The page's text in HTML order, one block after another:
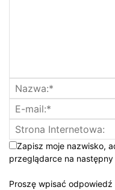
Zapisz moje nazwisko,
przeglądarce na
Proszę wpisać odpowiedź